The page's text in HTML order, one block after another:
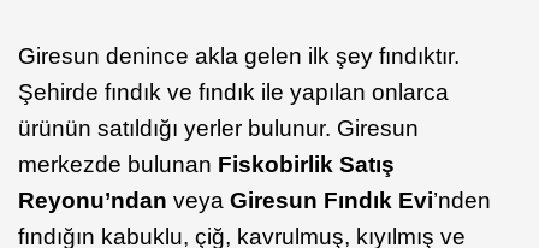
Giresun denince akla gelen ilk şey fındıktır.
Şehirde fındık ve fındık ile yapılan onlarca
ürünün satıldığı yerler bulunur. Giresun
merkezde bulunan Fiskobirlik Satış
Reyonu’ndan veya Giresun Fındık Evi’nden
fındığın kabuklu, çiğ, kavrulmuş, kıyılmış ve